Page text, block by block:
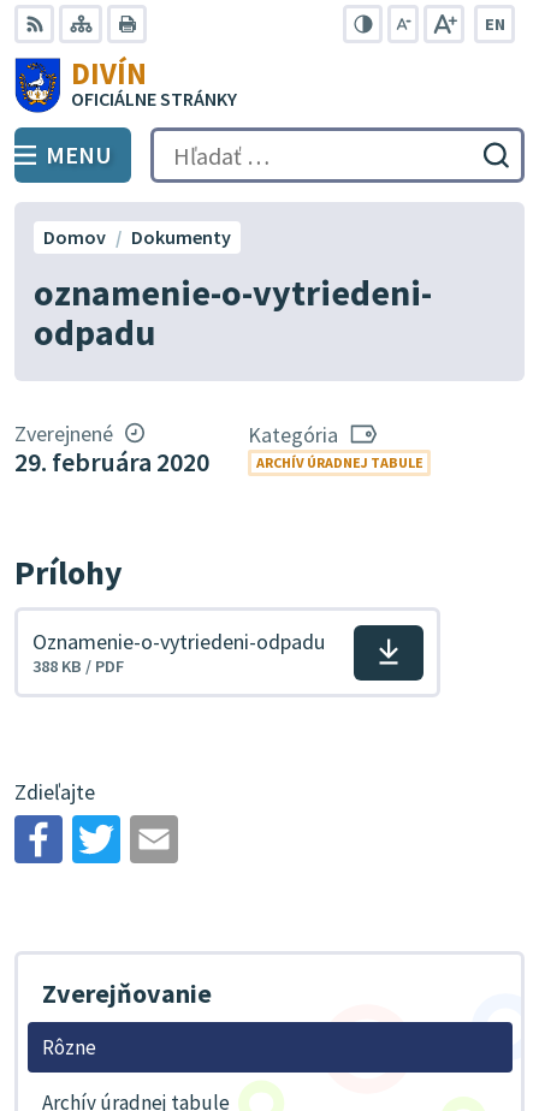
Preskočiť
na
obsah
RSS Mapa
EN
DIVÍN
OFICIÁLNE STRÁNKY
PREPNÚŤ
MENU Hľadať:
oznamenie-o-vytriedeni-
odpadu
Domov Dokumenty
Zverejnené
29. februára 2020
Kategória
ARCHÍV ÚRADNEJ TABULE
Prílohy
Stiahnuť
Oznamenie-o-vytriedeni-odpadu
388 KB / PDF
Zdieľajte
Zverejňovanie
Rôzne
Archív úradnej tabule